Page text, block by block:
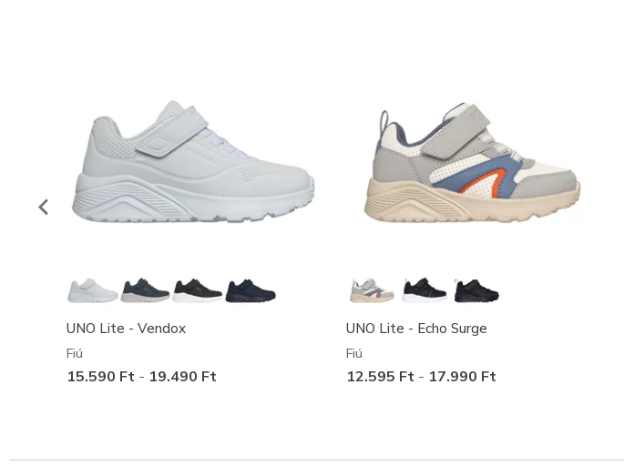
UNO Lite - Vendox
Fiú
15.590 Ft - 19.490 Ft
UNO Lite - Echo Surge
Fiú
12.595 Ft - 17.990 Ft